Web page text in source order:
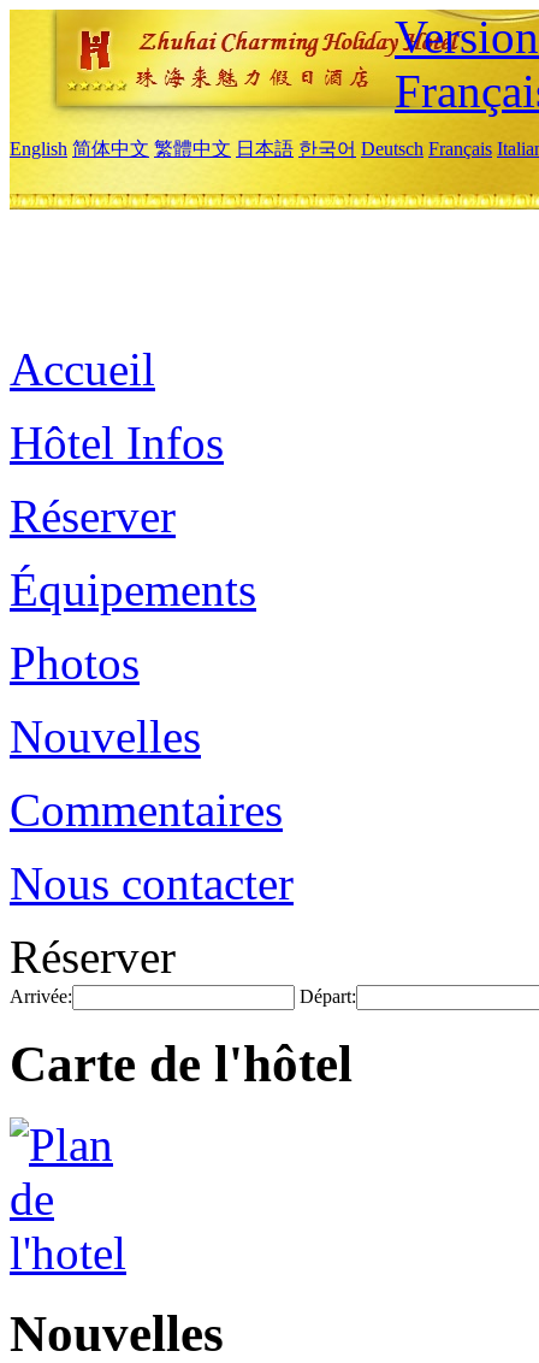
English 简体中文 繁體中文 日本語 한국어 Deutsch Français
Accueil
Hôtel Infos
Réserver
Équipements
Photos
Nouvelles
Commentaires
Nous contacter
Réserver
Arrivée: Départ:
Carte de l'hôtel
Nouvelles